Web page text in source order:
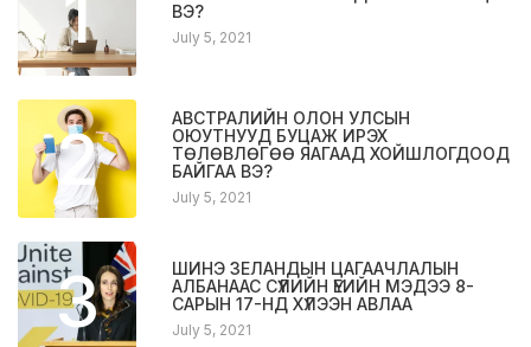
ВЭ?
July 5, 2021
2
АВСТРАЛИЙН ОЛОН УЛСЫН
ОЮУТНУУД БУЦАЖ ИРЭХ
ТӨЛӨВЛӨГӨӨ ЯАГААД ХОЙШЛОГДООД
БАЙГАА ВЭ?
July 5, 2021
3
ШИНЭ ЗЕЛАНДЫН ЦАГААЧЛАЛЫН
АЛБАНААС СҮҮЛИЙН ҮЕИЙН МЭДЭЭ 8-
САРЫН 17-НД ХҮЛЭЭН АВЛАА
July 5, 2021